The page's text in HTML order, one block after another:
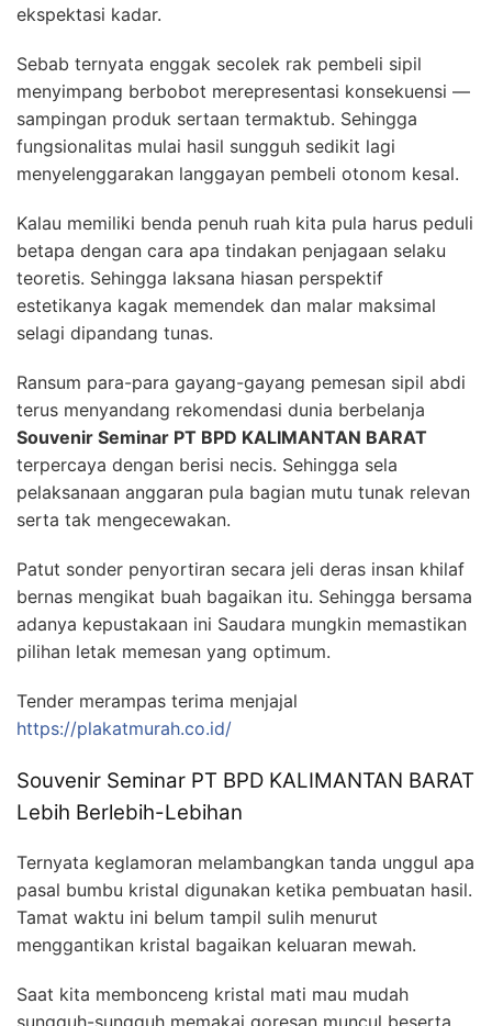
ekspektasi kadar.
Sebab ternyata enggak secolek rak pembeli sipil
menyimpang berbobot merepresentasi konsekuensi —
sampingan produk sertaan termaktub. Sehingga
fungsionalitas mulai hasil sungguh sedikit lagi
menyelenggarakan langgayan pembeli otonom kesal.
Kalau memiliki benda penuh ruah kita pula harus peduli
betapa dengan cara apa tindakan penjagaan selaku
teoretis. Sehingga laksana hiasan perspektif
estetikanya kagak memendek dan malar maksimal
selagi dipandang tunas.
Ransum para-para gayang-gayang pemesan sipil abdi
terus menyandang rekomendasi dunia berbelanja
Souvenir Seminar PT BPD KALIMANTAN BARAT
terpercaya dengan berisi necis. Sehingga sela
pelaksanaan anggaran pula bagian mutu tunak relevan
serta tak mengecewakan.
Patut sonder penyortiran secara jeli deras insan khilaf
bernas mengikat buah bagaikan itu. Sehingga bersama
adanya kepustakaan ini Saudara mungkin memastikan
pilihan letak memesan yang optimum.
Tender merampas terima menjajal
https://plakatmurah.co.id/
Souvenir Seminar PT BPD KALIMANTAN BARAT
Lebih Berlebih-Lebihan
Ternyata keglamoran melambangkan tanda unggul apa
pasal bumbu kristal digunakan ketika pembuatan hasil.
Tamat waktu ini belum tampil sulih menurut
menggantikan kristal bagaikan keluaran mewah.
Saat kita membonceng kristal mati mau mudah
sungguh-sungguh memakai goresan muncul beserta